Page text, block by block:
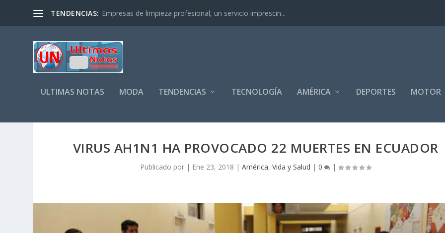
TENDENCIAS: Empresas de limpieza profesional, un servicio imprescin...
ULTIMAS NOTAS MODA TENDENCIAS TECNOLOGÍA AMÉRICA DEPORTES MOTOR
VIRUS AH1N1 HA PROVOCADO 22 MUERTES EN ECUADOR
Publicado por | Ene 23, 2018 |América,Vida y Salud |0 |